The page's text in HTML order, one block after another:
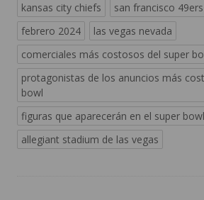
kansas city chiefs
san francisco 49ers
febrero 2024
las vegas nevada
comerciales más costosos del super
protagonistas de los anuncios más
bowl
figuras que aparecerán en el super bowl
allegiant stadium de las vegas